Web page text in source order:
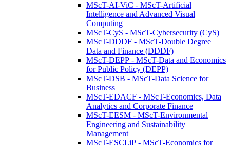
MScT-AI-ViC - MScT-Artificial
Intelligence and Advanced Visual
Computing
MScT-CyS - MScT-Cybersecurity (CyS)
MScT-DDDF - MScT-Double Degree
Data and Finance (DDDF)
MScT-DEPP - MScT-Data and Economics
for Public Policy (DEPP)
MScT-DSB - MScT-Data Science for
Business
MScT-EDACF - MScT-Economics, Data
Analytics and Corporate Finance
MScT-EESM - MScT-Environmental
Engineering and Sustainability
Management
MScT-ESCLiP - MScT-Economics for